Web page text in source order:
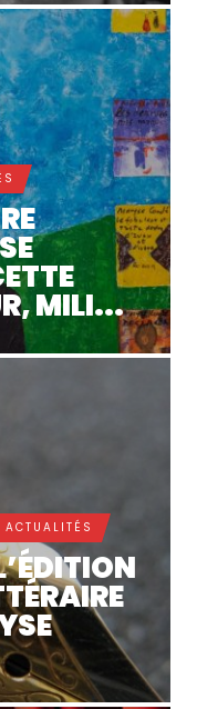
MILI...
ACTUALITÉS